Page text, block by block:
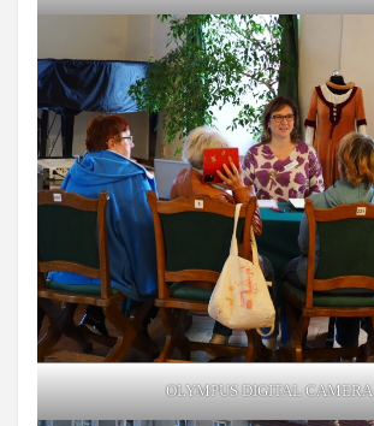
OLYMPUS DIGITAL CAMERA